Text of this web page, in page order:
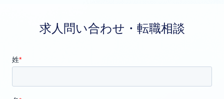
求人問い合わせ・転職相談